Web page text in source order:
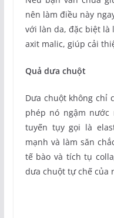
nên làm điều này
với làn da, đặc biệt là
axit malic, giúp cải
Quả dưa chuột
Dưa chuột không chỉ
phép nó ngậm nước
tuyến tụy gọi là
mạnh và làm săn
tế bào và tích tụ
dưa chuột tự chế của